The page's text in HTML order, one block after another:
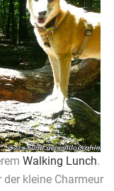
Walking Lunch.
kleine Charmeur